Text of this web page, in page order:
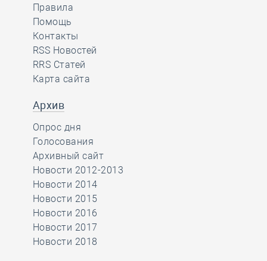
Правила
Помощь
Контакты
RSS Новостей
RRS Статей
Карта сайта
Архив
Опрос дня
Голосования
Архивный сайт
Новости 2012-2013
Новости 2014
Новости 2015
Новости 2016
Новости 2017
Новости 2018